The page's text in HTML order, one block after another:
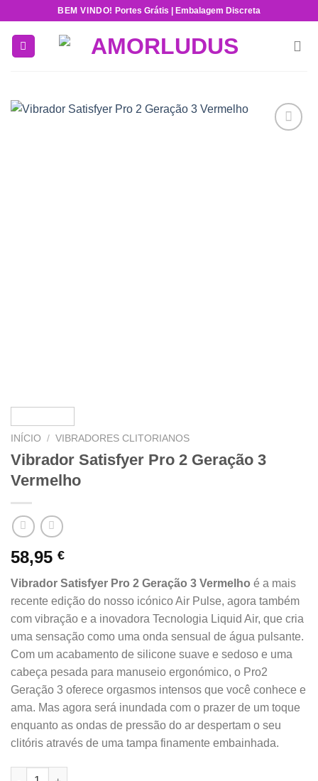
content
BEM VINDO! Portes Grátis | Embalagem Discreta
INÍCIO / VIBRADORES CLITORIANOS
Vibrador Satisfyer Pro 2 Geração 3
Vermelho
58,95 €
Vibrador Satisfyer Pro 2 Geração 3 Vermelho é a mais
recente edição do nosso icónico Air Pulse, agora também
com vibração e a inovadora Tecnologia Liquid Air, que cria
uma sensação como uma onda sensual de água pulsante.
Com um acabamento de silicone suave e sedoso e uma
cabeça pesada para manuseio ergonómico, o Pro2
Geração 3 oferece orgasmos intensos que você conhece e
ama. Mas agora será inundada com o prazer de um toque
enquanto as ondas de pressão do ar despertam o seu
clitóris através de uma tampa finamente embainhada.
Quantidade de Vibrador Satisfyer Pro 2 Geração 3 Vermelho